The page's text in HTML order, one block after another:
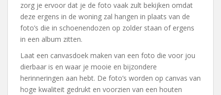
zorg je ervoor dat je de foto vaak zult bekijken omdat
deze ergens in de woning zal hangen in plaats van de
foto’s die in schoenendozen op zolder staan of ergens
in een album zitten.
Laat een canvasdoek maken van een foto die voor jou
dierbaar is en waar je mooie en bijzondere
herinneringen aan hebt. De foto’s worden op canvas van
hoge kwaliteit gedrukt en voorzien van een houten